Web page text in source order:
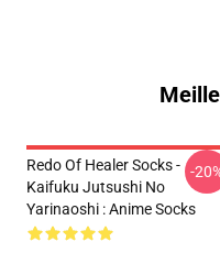
Redo Of Healer Socks -
Kaifuku Jutsushi No
Yarinaoshi : Anime Socks
-